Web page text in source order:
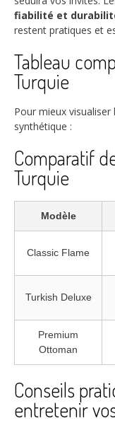
fiabilité et
restent pratiques et
Tableau
Turquie
Pour mieux
synthétique :
Comparatif
Turquie
Modèle
Classic Flame
Turkish Deluxe
Premium
Ottoman
Conseils
entretenir